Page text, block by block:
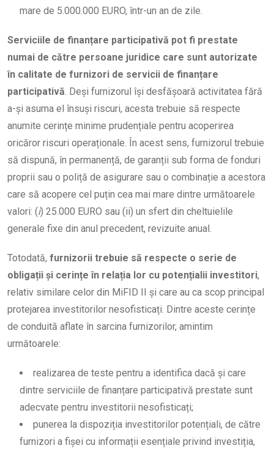
mare de 5.000.000 EURO, într-un an de zile.
Serviciile de finanțare participativă pot fi prestate
numai de către persoane juridice care sunt autorizate
în calitate de furnizori de servicii de finanțare
participativă. Deși furnizorul își desfășoară activitatea fără
a-și asuma el însuși riscuri, acesta trebuie să respecte
anumite cerințe minime prudențiale pentru acoperirea
oricăror riscuri operaționale. În acest sens, furnizorul trebuie
să dispună, în permanență, de garanții sub forma de fonduri
proprii sau o poliță de asigurare sau o combinație a acestora
care să acopere cel puțin cea mai mare dintre următoarele
valori: (i) 25.000 EURO sau (ii) un sfert din cheltuielile
generale fixe din anul precedent, revizuite anual.
Totodată, furnizorii trebuie să respecte o serie de
obligații și cerințe în relația lor cu potențialii investitori,
relativ similare celor din MiFID II și care au ca scop principal
protejarea investitorilor nesofisticați. Dintre aceste cerințe
de conduită aflate în sarcina furnizorilor, amintim
următoarele:
realizarea de teste pentru a identifica dacă și care
dintre serviciile de finanțare participativă prestate sunt
adecvate pentru investitorii nesofisticați;
punerea la dispoziția investitorilor potențiali, de către
furnizori a fișei cu informații esențiale privind investiția,